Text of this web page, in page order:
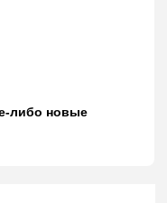
либо новые